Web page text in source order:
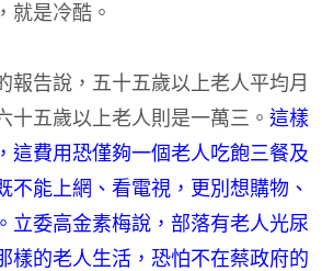
就是冷酷。
報告說，五十五歲以上老人平均月
十五歲以上老人則是一萬三。這樣
這費用恐僅夠一個老人吃飽三餐及
不能上網、看電視，更別想購物、
立委高金素梅說，部落有老人光尿
樣的老人生活，恐怕不在蔡政府的